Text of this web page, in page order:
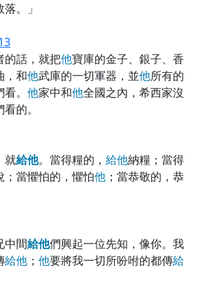
。」
的話，就把他寶庫的金子、銀子、香
，和他武庫的一切軍器，並他所有的
。 他家中和他全國之內，希西家沒
看的。
就給他。當得糧的， 給他納糧；當得
；當懼怕的，懼怕他 ；當恭敬的，恭
中間給他們興起一位先知，像你。我
給他 ； 他要將我一切所吩咐的都傳給